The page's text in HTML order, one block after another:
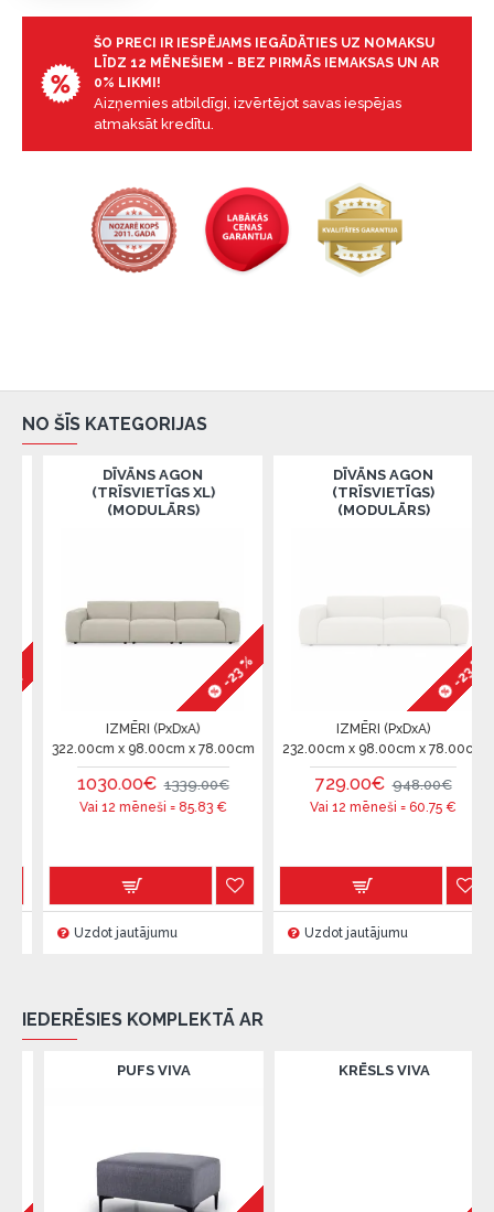
ŠO PRECI IR IESPĒJAMS IEGĀDĀTIES UZ NOMAKSU
LĪDZ 12 MĒNEŠIEM - BEZ PIRMĀS IEMAKSAS UN AR
0% LIKMI!
Aizņemies atbildīgi, izvērtējot savas iespējas
atmaksāt kredītu.
NO ŠĪS KATEGORIJAS
DĪVĀNS AGON
(TRĪSVIETĪGS XL)
(MODULĀRS)
-23 %
IZMĒRI (PxDxA)
322.00cm x 98.00cm x 78.00cm
1030.00€ 1339.00€
Vai 12 mēneši =85.83€
Uzdot jautājumu
DĪVĀNS AGON
(TRĪSVIETĪGS)
(MODULĀRS)
-23 %
IZMĒRI (PxDxA)
232.00cm x 98.00cm x 78.00cm
729.00€ 948.00€
Vai 12 mēneši =60.75€
Uzdot jautājumu
IEDERĒSIES KOMPLEKTĀ AR
PUFS VIVA KRĒSLS VIVA